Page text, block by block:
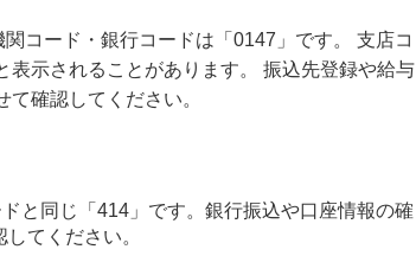
コード・銀行コードは「0147」です。 支店コ
示されることがあります。 振込先登録や給与
確認してください。
と同じ「414」です。銀行振込や口座情報の確
てください。